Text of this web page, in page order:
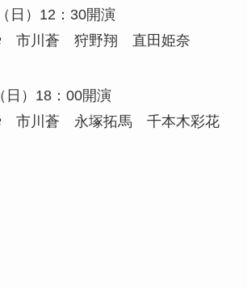
日）12：30開演
市川蒼 狩野翔 直田姫奈
日）18：00開演
市川蒼 永塚拓馬 千本木彩花